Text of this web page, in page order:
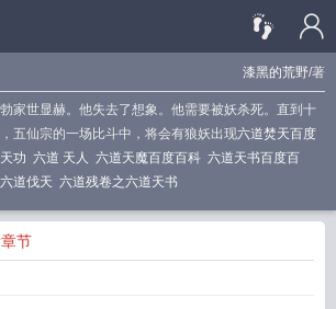
漆黑的荒野/著
家世显赫。他失去了想象。他需要被妖杀死。直到十
五仙宗的一场比斗中，将会有狼妖出现六道焚天百度
功 六道 天人 六道天魔百度百科 六道天书百度百
六道伐天 六道残卷之六道天书
节